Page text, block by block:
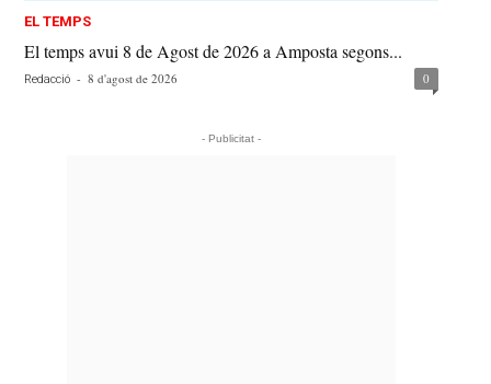
EL TEMPS
El temps avui 8 de Agost de 2026 a Amposta segons...
Redacció - 8 d'agost de 2026 0
- Publicitat -